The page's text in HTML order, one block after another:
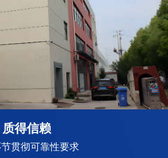
得信赖
贯彻可靠性要求